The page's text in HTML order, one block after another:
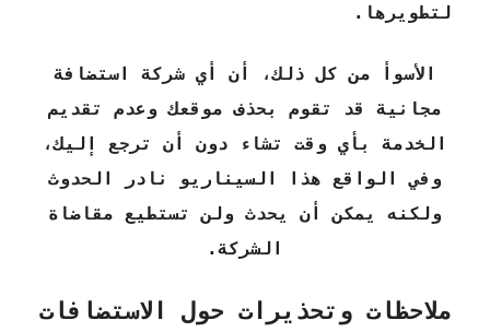
لتطويرها.
الأسوأ من كل ذلك، أن أي شركة استضافة
مجانية قد تقوم بحذف موقعك وعدم تقديم
الخدمة بأي وقت تشاء دون أن ترجع إليك،
وفي الواقع هذا السيناريو نادر الحدوث
ولكنه يمكن أن يحدث ولن تستطيع مقاضاة
الشركة.
ملاحظات وتحذيرات حول الاستضافات